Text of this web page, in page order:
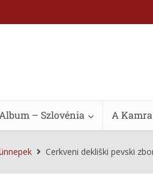
Album – Szlovénia A
Cerkveni dekliški pevski